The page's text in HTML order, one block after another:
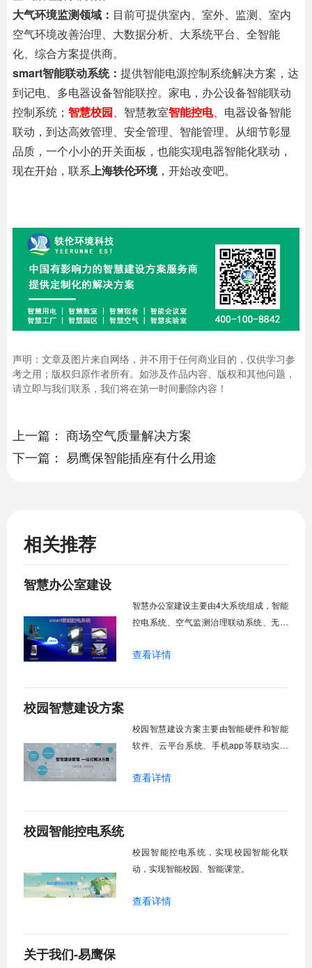
大气环境监测领域： 目前可提供室内、室外、监测、室内
空气环境改善治理、大数据分析、大系统平台、全智能
化、综合方案提供商。
smart智能联动系统： 提供智能电源控制系统解决方案，达
到记电、多电器设备智能联控。家电，办公设备智能联动
控制系统； 智慧校园、智慧教室智能控电、电器设备智能
联动，到达高效管理、安全管理、智能管理。从细节彰显
品质，一个小小的开关面板，也能实现电器智能化联动，
现在开始，联系上海轶伦环境，开始改变吧。
声明：文章及图片来自网络，并不用于任何商业目的，仅供学习参
考之用；版权归原作者所有。如涉及作品内容、版权和其他问题，
请立即与我们联系，我们将在第一时间删除内容！
上一篇： 商场空气质量解决方案
下一篇： 易鹰保智能插座有什么用途
相关推荐
智慧办公室建设
智慧办公室建设主要由4大系统组成，智能
控电系统、空气监测治理联动系统、无线
公室建设。
查看详情
校园智慧建设方案
校园智慧建设方案主要由智能硬件和智能
软件、云平台系统、手机app等联动实现
室建设的目的。
查看详情
校园智能控电系统
校园智能控电系统，实现校园智能化联
动，实现智能校园、智能课堂。
查看详情
关于我们-易鹰保